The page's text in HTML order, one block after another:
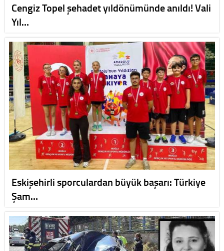
Cengiz Topel şehadet yıldönümünde anıldı! Vali
Yıl…
Eskişehirli sporculardan büyük başarı: Türkiye
Şam…